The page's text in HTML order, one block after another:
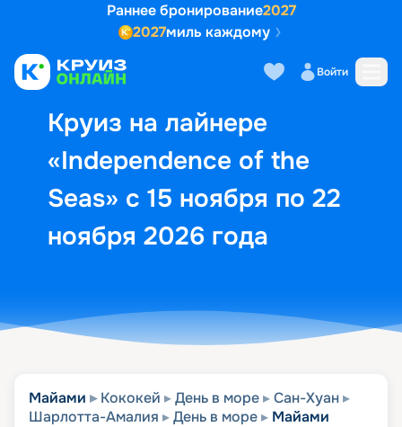
Раннее бронирование2027
2027миль каждому
Войти
Круиз на лайнере
«Independence of the
Seas» с 15 ноября по 22
ноября 2026 года
Выбор кают Маршрут и
Майами Кококей День в море
Сан-Хуан
Шарлотта-Амалия
День в море Майами